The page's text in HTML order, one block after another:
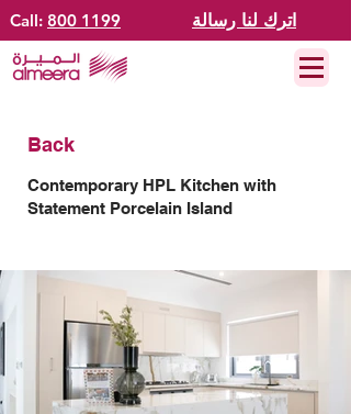
Call: 800 1199 اترك لنا رسالة
Back
Contemporary HPL Kitchen with
Statement Porcelain Island